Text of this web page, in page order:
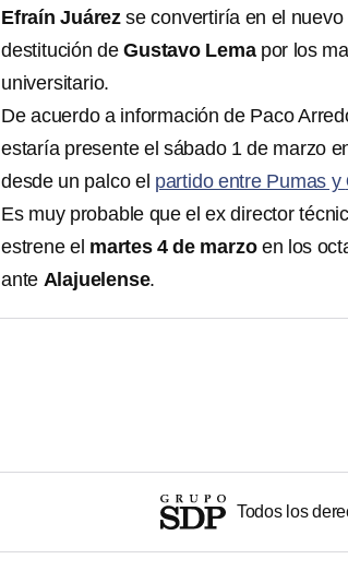
Efraín Juárez se convertiría en el
destitución deGustavo Lemapor los
universitario.
De acuerdo a información de Paco
estaría presente el sábado 1 de marzo
desde un palco el partido entre Pumas y
Es muy probable que el ex director
estrene el martes 4 de marzo en los
ante Alajuelense.
Todos los